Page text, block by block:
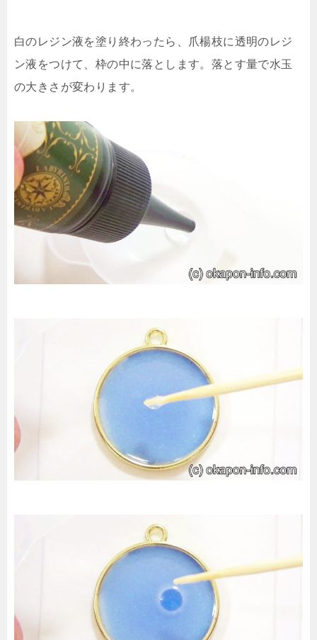
白のレジン液を塗り終わったら、爪楊枝に透明のレジ
ン液をつけて、枠の中に落とします。落とす量で水玉
の大きさが変わります。